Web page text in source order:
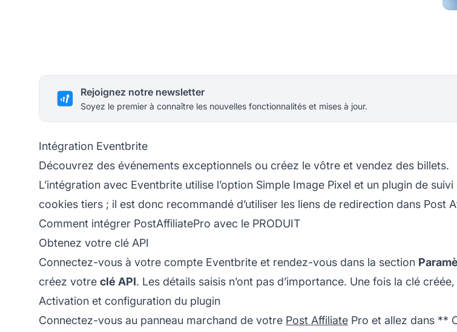
Rejoignez notre newsletter
Soyez le premier à connaître les nouvelles fonctionnalités et mises à jour.
Intégration Eventbrite
Découvrez des événements exceptionnels ou créez le vôtre et vendez des billets.
L’intégration avec Eventbrite utilise l’option Simple Image Pixel et un plugin de
cookies tiers ; il est donc recommandé d’utiliser les liens de redirection dans Post
Comment intégrer PostAffiliatePro avec le PRODUIT
Obtenez votre clé API
Connectez-vous à votre compte Eventbrite et rendez-vous dans la section
créez votre clé API. Les détails saisis n’ont pas d’importance. Une fois la clé
Activation et configuration du plugin
Connectez-vous au panneau marchand de votre Post Affiliate Pro et allez dans **